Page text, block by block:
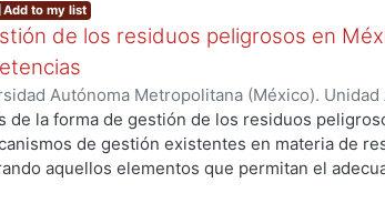
Add to my list
de los residuos peligrosos en
Autónoma Metropolitana (México).
de Información.,2004-04-26)SERRANO
de la forma de gestión de los residuos
de gestión existentes en materia de
aquellos elementos que permitan el